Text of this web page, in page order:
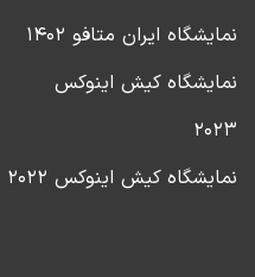
نمایشگاه ایران متافو ۱۴۰۲
نمایشگاه کیش اینوکس
۲۰۲۳
نمایشگاه کیش اینوکس ۲۰۲۲